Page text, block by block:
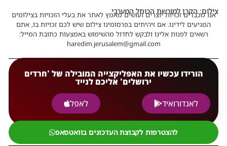
צילום: הקרן למורשת הכותל המערבי
אנו מכבדים זכויות יוצרים ועושים מאמץ לאתר את בעלי הזכויות בצילומים
המגיעים לידינו. אם זיהיתים בפרסומינו צילום שיש לכם זכויות בו, אתם
רשאים לפנות אלינו ולבקש לחדול מהשימוש באמצעות כתובת המייל:
haredim.jerusalem@gmail.com
הורידו עכשיו את האפליקצייה המובילה של 'חרדים
ירושלים' אליכם לנייד
לאנדורואיד
לאפל
להצטרפות לקבוצת העדכונים בוואטסאפ